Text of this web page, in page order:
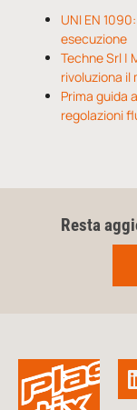
UNI EN
esecuzione
Techne Srl |
rivoluziona il
Prima guida
regolazioni
Resta